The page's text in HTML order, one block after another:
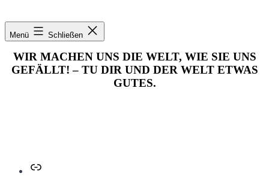
Menü Schließen
PSG Augsburg
WIR MACHEN UNS DIE WELT, WIE SIE UNS
GEFÄLLT! – TU DIR UND DER WELT ETWAS
GUTES.